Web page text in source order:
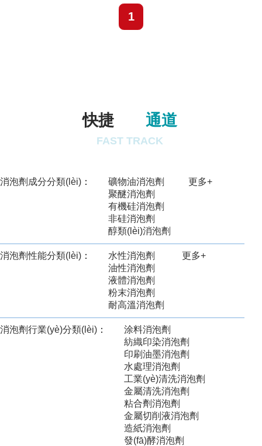
1
快捷 通道
FAST TRACK
消泡劑成分分類(lèi) ：
礦物油消泡劑
聚醚消泡劑
有機硅消泡劑
非硅消泡劑
醇類(lèi)消泡劑
更多+
消泡劑性能分類(lèi) ：
水性消泡劑
油性消泡劑
液體消泡劑
粉末消泡劑
耐高溫消泡劑
更多+
消泡劑行業(yè)分類(lèi) ：
涂料消泡劑
紡織印染消泡劑
印刷油墨消泡劑
水處理消泡劑
工業(yè)清洗消泡劑
金屬清洗消泡劑
粘合劑消泡劑
金屬切削液消泡劑
造紙消泡劑
發(fā)酵消泡劑